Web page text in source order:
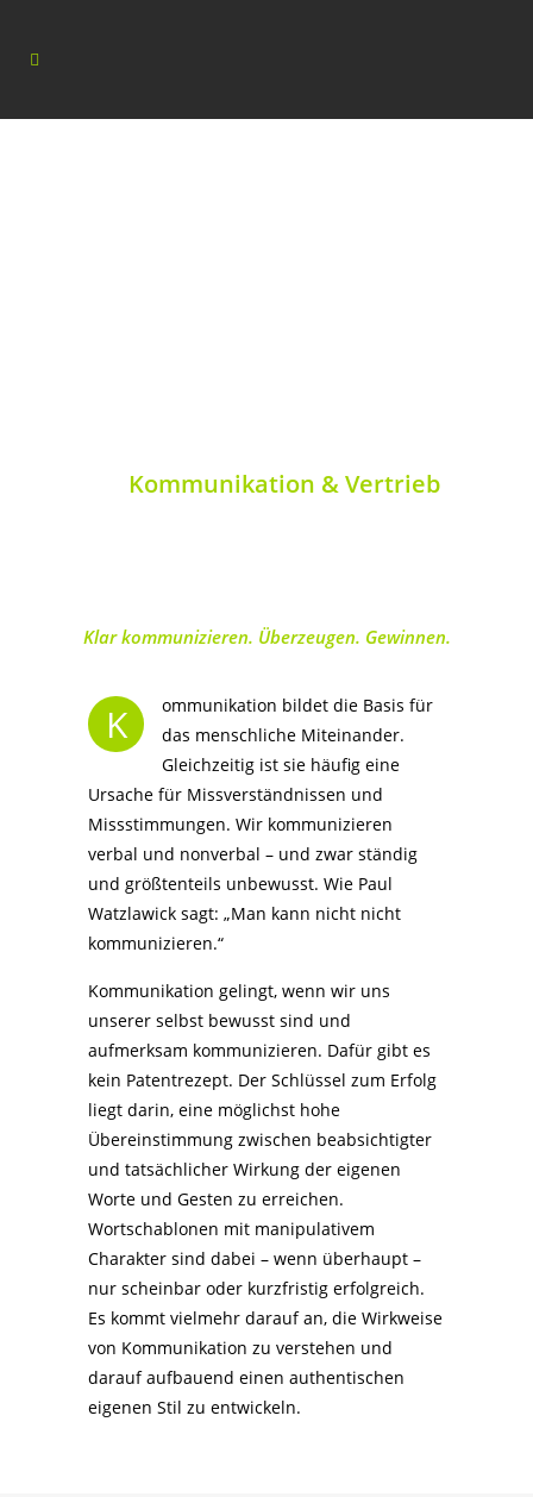
Kommunikation & Vertrieb
Klar kommunizieren. Überzeugen. Gewinnen.
K
ommunikation bildet die Basis für
das menschliche Miteinander.
Gleichzeitig ist sie häufig eine
Ursache für Missverständnissen und
Missstimmungen. Wir kommunizieren
verbal und nonverbal – und zwar ständig
und größtenteils unbewusst. Wie Paul
Watzlawick sagt: „Man kann nicht nicht
kommunizieren.“
Kommunikation gelingt, wenn wir uns
unserer selbst bewusst sind und
aufmerksam kommunizieren. Dafür gibt es
kein Patentrezept. Der Schlüssel zum Erfolg
liegt darin, eine möglichst hohe
Übereinstimmung zwischen beabsichtigter
und tatsächlicher Wirkung der eigenen
Worte und Gesten zu erreichen.
Wortschablonen mit manipulativem
Charakter sind dabei – wenn überhaupt –
nur scheinbar oder kurzfristig erfolgreich.
Es kommt vielmehr darauf an, die Wirkweise
von Kommunikation zu verstehen und
darauf aufbauend einen authentischen
eigenen Stil zu entwickeln.